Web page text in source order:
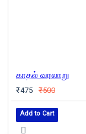
காதல் வரலாறு
₹475 ₹500
Add to Cart